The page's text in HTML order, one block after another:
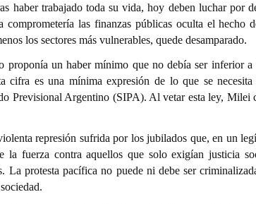
haber trabajado toda su vida, hoy deben luchar por
comprometería las finanzas públicas oculta el hecho
los sectores más vulnerables, quede desamparado.
un haber mínimo que no debía ser inferior a
cifra es una mínima expresión de lo que se
Previsional Argentino (SIPA). Al vetar esta ley, Milei
represión sufrida por los jubilados que, en un
fuerza contra aquellos que solo exigían justicia
La protesta pacífica no puede ni debe ser